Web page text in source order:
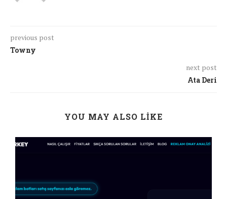
previous post
Towny
next post
Ata Deri
YOU MAY ALSO LIKE